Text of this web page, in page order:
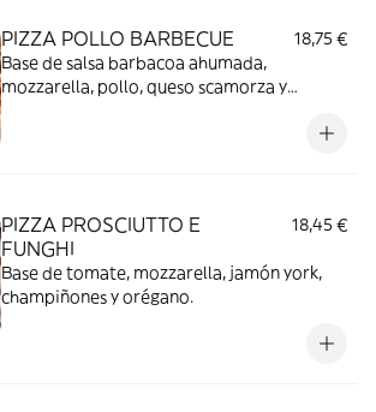
PIZZA POLLO BARBECUE
18,75 €
Base de salsa barbacoa ahumada,
mozzarella, pollo, queso scamorza y
PIZZA PROSCIUTTO E
FUNGHI
18,45 €
Base de tomate, mozzarella, jamón york,
champiñones y orégano.